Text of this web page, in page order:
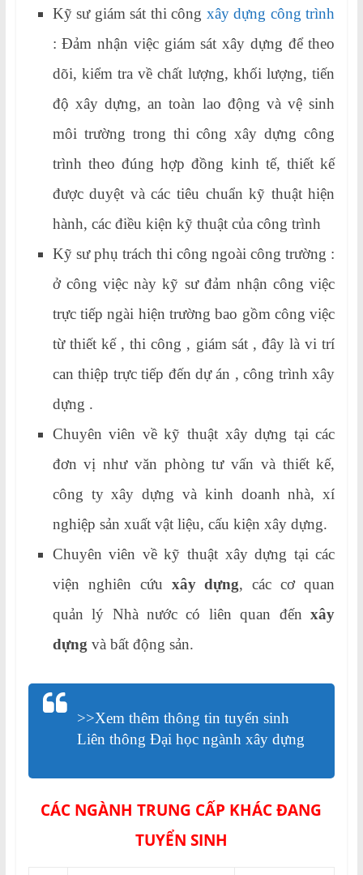
Kỹ sư giám sát thi công xây dựng công trình
: Đảm nhận việc giám sát xây dựng để theo
dõi, kiểm tra về chất lượng, khối lượng, tiến
độ xây dựng, an toàn lao động và vệ sinh
môi trường trong thi công xây dựng công
trình theo đúng hợp đồng kinh tế, thiết kế
được duyệt và các tiêu chuẩn kỹ thuật hiện
hành, các điều kiện kỹ thuật của công trình
Kỹ sư phụ trách thi công ngoài công trường :
ở công việc này kỹ sư đảm nhận công việc
trực tiếp ngài hiện trường bao gồm công việc
từ thiết kế , thi công , giám sát , đây là vi trí
can thiệp trực tiếp đến dự án , công trình xây
dựng .
Chuyên viên về kỹ thuật xây dựng tại các
đơn vị như văn phòng tư vấn và thiết kế,
công ty xây dựng và kinh doanh nhà, xí
nghiệp sản xuất vật liệu, cấu kiện xây dựng.
Chuyên viên về kỹ thuật xây dựng tại các
viện nghiên cứu xây dựng, các cơ quan
quản lý Nhà nước có liên quan đếnxây
dựng và bất động sản.
>>Xem thêm thông tin tuyển sinh
Liên thông Đại học ngành xây dựng
CÁC NGÀNH TRUNG CẤP KHÁC ĐANG
TUYỂN SINH